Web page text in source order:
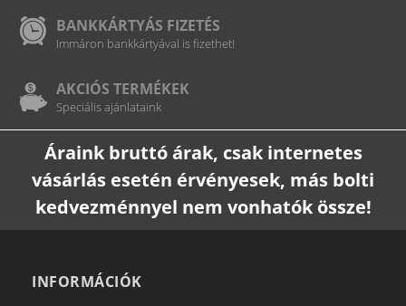
BANKKÁRTYÁS FIZETÉS
Immáron bankkártyával is fizethet!
AKCIÓS TERMÉKEK
Speciális ajánlataink
Áraink bruttó árak, csak internetes
vásárlás esetén érvényesek, más bolti
kedvezménnyel nem vonhatók össze!
INFORMÁCIÓK